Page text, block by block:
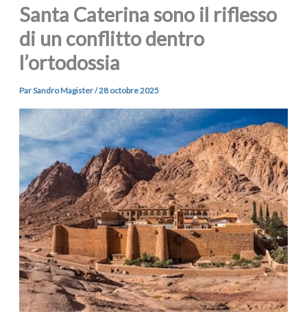
Santa Caterina sono il riflesso
di un conflitto dentro
l’ortodossia
ParSandro Magister/28 octobre 2025